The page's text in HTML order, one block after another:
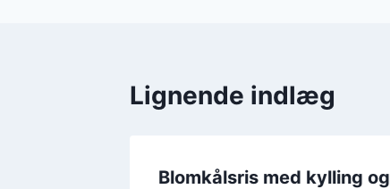
Lignende indlæg
Blomkålsris med kylling og